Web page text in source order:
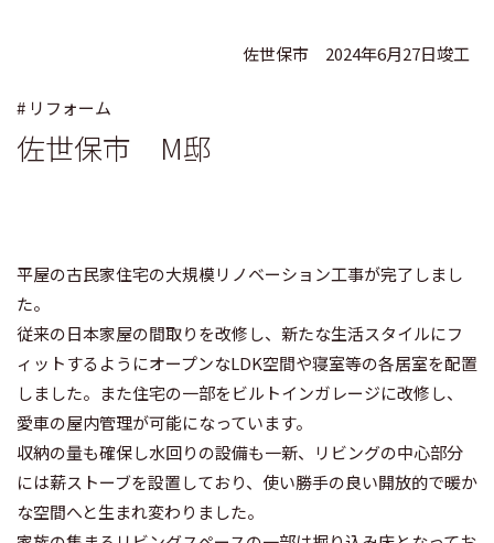
佐世保市 2024年6月27日竣工
# リフォーム
佐世保市 M邸
平屋の古民家住宅の大規模リノベーション工事が完了しまし
た。
従来の日本家屋の間取りを改修し、新たな生活スタイルにフ
ィットするようにオープンなLDK空間や寝室等の各居室を配置
しました。また住宅の一部をビルトインガレージに改修し、
愛車の屋内管理が可能になっています。
収納の量も確保し水回りの設備も一新、リビングの中心部分
には薪ストーブを設置しており、使い勝手の良い開放的で暖か
な空間へと生まれ変わりました。